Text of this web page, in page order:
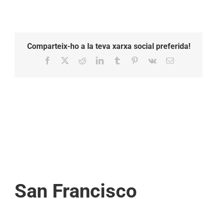
Comparteix-ho a la teva xarxa social preferida!
Facebook RedditLinkedInTumblr Pinterest
Vk Email:
San Francisco